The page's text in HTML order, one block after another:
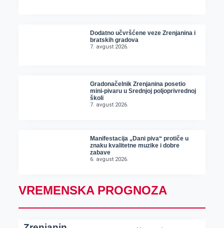
Dodatno učvršćene veze Zrenjanina i
bratskih gradova
7. avgust 2026.
Gradonačelnik Zrenjanina posetio
mini-pivaru u Srednjoj poljoprivrednoj
školi
7. avgust 2026.
Manifestacija „Dani piva“ protiče u
znaku kvalitetne muzike i dobre
zabave
6. avgust 2026.
VREMENSKA PROGNOZA